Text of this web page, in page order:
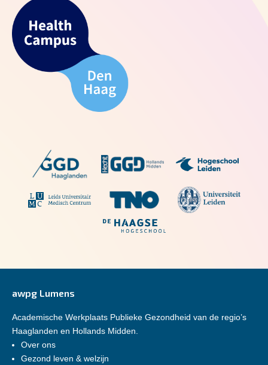
awpg Lumens
Academische Werkplaats Publieke Gezondheid van de regio’s
Haaglanden en Hollands Midden.
Over ons
Gezond leven & welzijn